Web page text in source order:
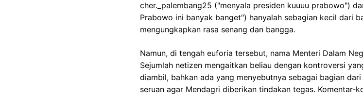
cher._palembang25 ("menyala presiden kuuuu prabowo")
Prabowo ini banyak banget") hanyalah sebagian kecil dari
mengungkapkan rasa senang dan bangga.
Namun, di tengah euforia tersebut, nama Menteri Dalam
Sejumlah netizen mengaitkan beliau dengan kontroversi
diambil, bahkan ada yang menyebutnya sebagai bagian
seruan agar Mendagri diberikan tindakan tegas. Komentar-